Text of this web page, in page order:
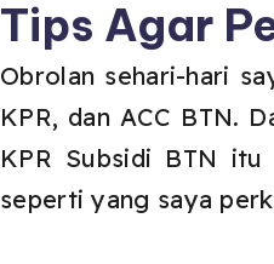
Tips Agar
Obrolan sehari-hari
KPR, dan ACC BTN.
KPR Subsidi BTN
seperti yang saya